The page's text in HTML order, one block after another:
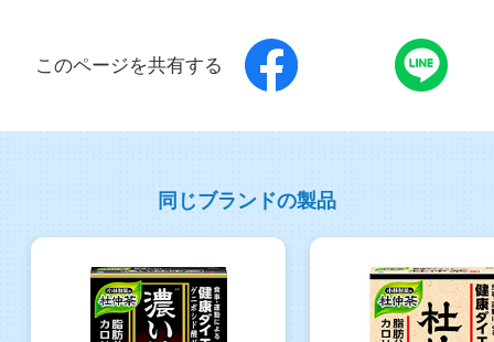
このページを共有する
同じブランドの製品